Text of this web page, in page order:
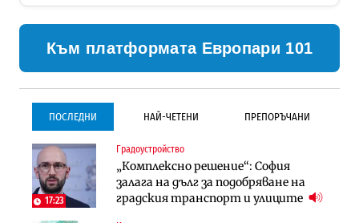
Към платформата Европари 101
ПОСЛЕДНИ НАЙ-ЧЕТЕНИ ПРЕПОРЪЧАНИ
17:23
Градоустройство
„Комплексно решение“: София
залага на дълг за подобряване на
градския транспорт и улиците
Градоустройство
Столична община избра
изпълнител за преместването на
трамвайното трасе по бул.
Инфраструктура
Проектирането на тунела под
Петрохан ще върви паралелно с
екологичните оценки